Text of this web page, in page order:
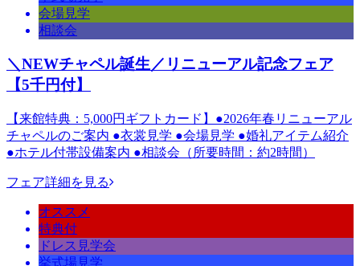
会場見学
相談会
＼NEWチャペル誕生／リニューアル記念フェア
【5千円付】
【来館特典：5,000円ギフトカード】●2026年春リニューアル
チャペルのご案内 ●衣裳見学 ●会場見学 ●婚礼アイテム紹介
●ホテル付帯設備案内 ●相談会（所要時間：約2時間）
フェア詳細を見る
オススメ
特典付
ドレス見学会
挙式場見学